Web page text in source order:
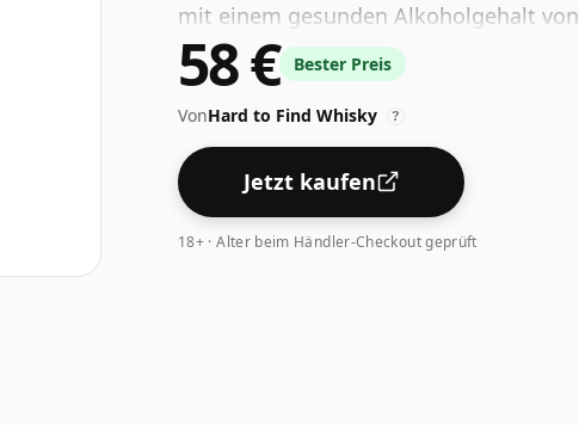
mit einem gesunden Alkoholgehalt
58 € Bester Preis
VonHard to Find Whisky ?
Jetzt kaufen
18+ · Alter beim Händler-Checkout geprüft